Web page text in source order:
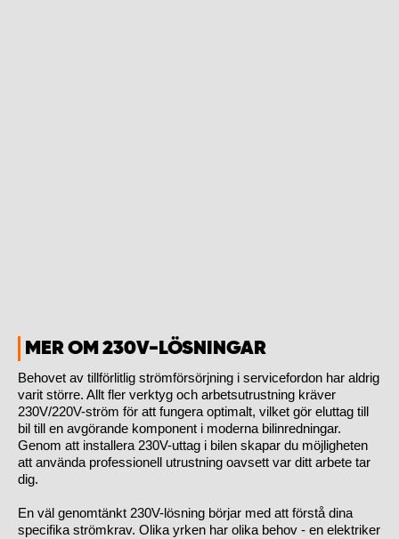
MER OM 230V-LÖSNINGAR
Behovet av tillförlitlig strömförsörjning i servicefordon har aldrig
varit större. Allt fler verktyg och arbetsutrustning kräver
230V/220V-ström för att fungera optimalt, vilket gör eluttag till
bil till en avgörande komponent i moderna bilinredningar.
Genom att installera 230V-uttag i bilen skapar du möjligheten
att använda professionell utrustning oavsett var ditt arbete tar
dig.
En väl genomtänkt 230V-lösning börjar med att förstå dina
specifika strömkrav. Olika yrken har olika behov - en elektriker